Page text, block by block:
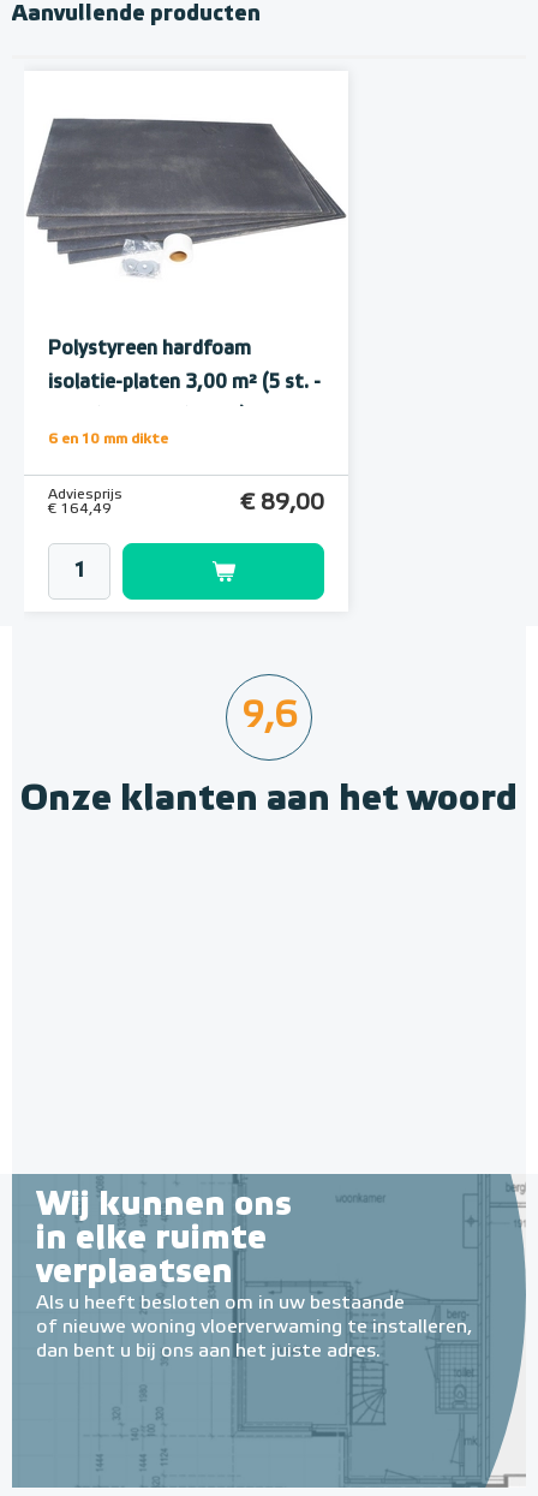
Aanvullende producten
Polystyreen hardfoam
isolatie-platen 3,00 m² (5 st. -
6 en 10 mm dikte
Adviesprijs
€ 164,49
€ 89,00
Multifunctionele contactlijm
9,6
Onze klanten aan het woord
Wij kunnen ons
in elke ruimte
verplaatsen
Als u heeft besloten om in uw bestaande
of nieuwe woning vloerverwaming te installeren,
dan bent u bij ons aan het juiste adres.